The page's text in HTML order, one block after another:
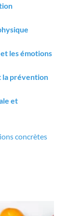
les émotions
la prévention
et
concrètes